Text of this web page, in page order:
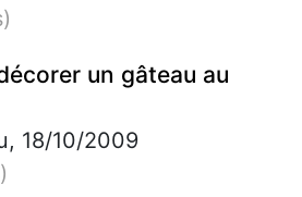
un gâteau au
18/10/2009